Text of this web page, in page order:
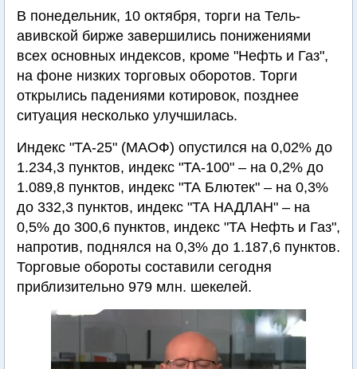
В понедельник, 10 октября, торги на Тель-
авивской бирже завершились понижениями
всех основных индексов, кроме "Нефть и Газ",
на фоне низких торговых оборотов. Торги
открылись падениями котировок, позднее
ситуация несколько улучшилась.
Индекс "ТА-25" (МАОФ) опустился на 0,02% до
1.234,3 пунктов, индекс "ТА-100" – на 0,2% до
1.089,8 пунктов, индекс "ТА Блютек" – на 0,3%
до 332,3 пунктов, индекс "ТА НАДЛАН" – на
0,5% до 300,6 пунктов, индекс "ТА Нефть и Газ",
напротив, поднялся на 0,3% до 1.187,6 пунктов.
Торговые обороты составили сегодня
приблизительно 979 млн. шекелей.